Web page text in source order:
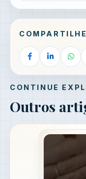
CONTINUE
Outros